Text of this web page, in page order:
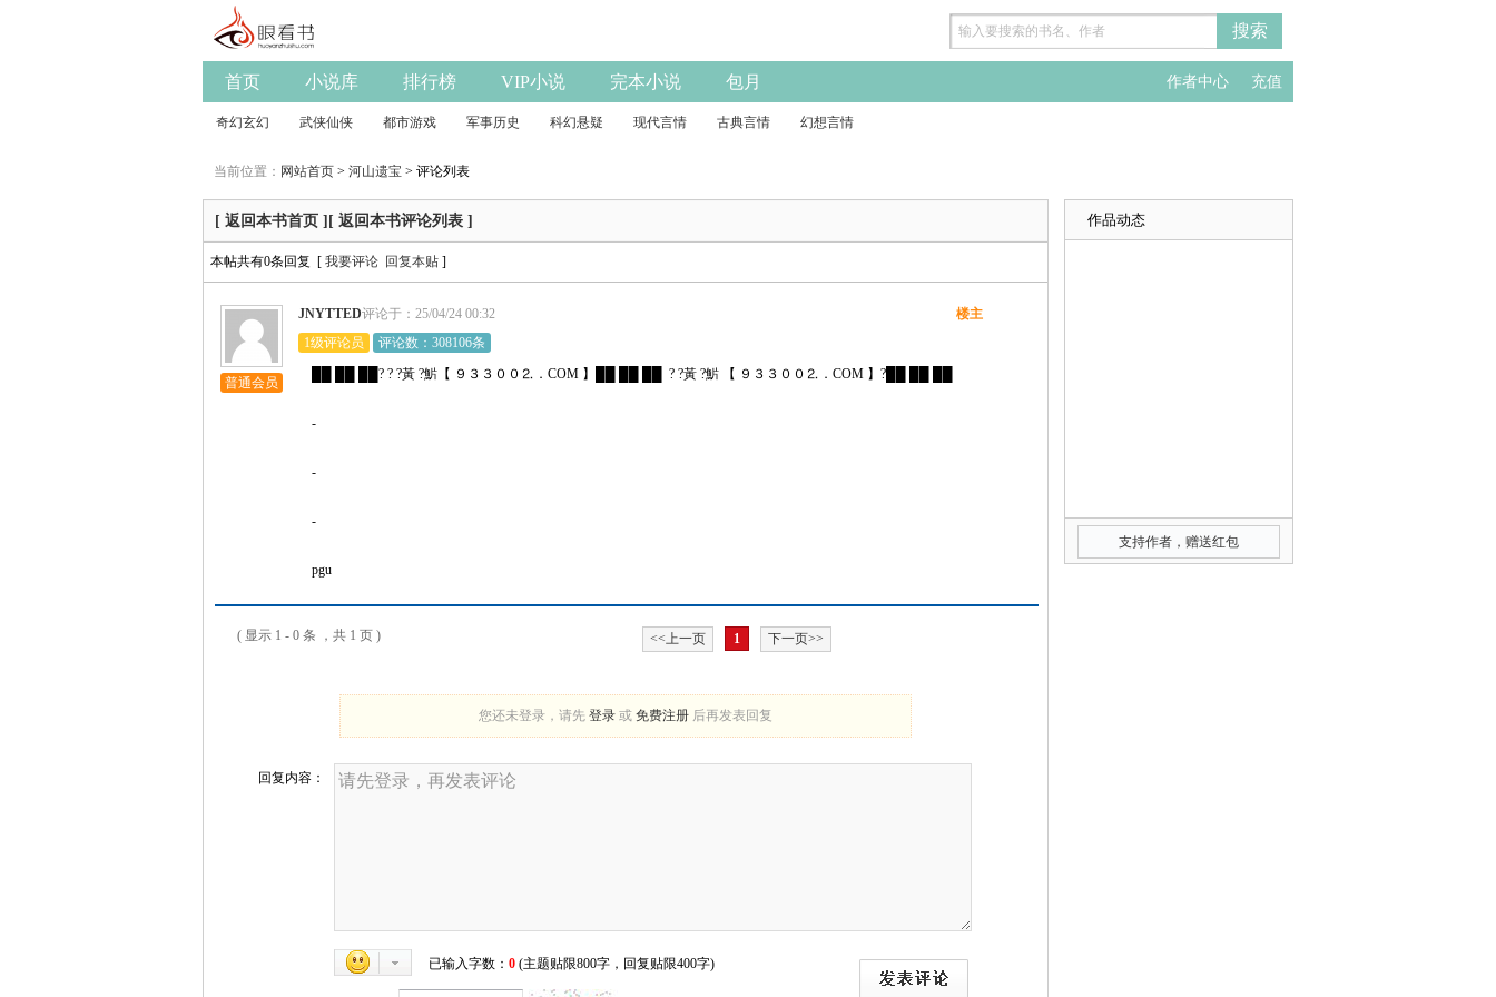
首页 小说库 排行榜 VIP小说 完本小说 包月 作者中心 充值
奇幻玄幻 武侠仙侠 都市游戏 军事历史 科幻悬疑 现代言情 古典言情 幻想言情
当前位置： 网站首页 > 河山遗宝 > 评论列表
[ 返回本书首页 ] [ 返回本书评论列表 ]
本帖共有0条回复 [ 我要评论 回复本贴 ]
普通会员
楼主
JNYTTED评论于：25/04/24 00:32
1级评论员
评论数：308106条
██ ██ ██? ? ?黃 ?魸【 ９３３００⒉．СОΜ 】██ ██ ██ ? ?黃 ?魸 【 ９３３００⒉．СОΜ 】?██ ██ ██
-
-
-
pgu
( 显示 1 - 0 条 ，共 1 页 ) <<上一页 1 下一页>>
您还未登录，请先 登录 或 免费注册 后再发表回复
回复内容：
已输入字数： 0 (主题贴限800字，回复贴限400字)
作品动态
支持作者，赠送红包